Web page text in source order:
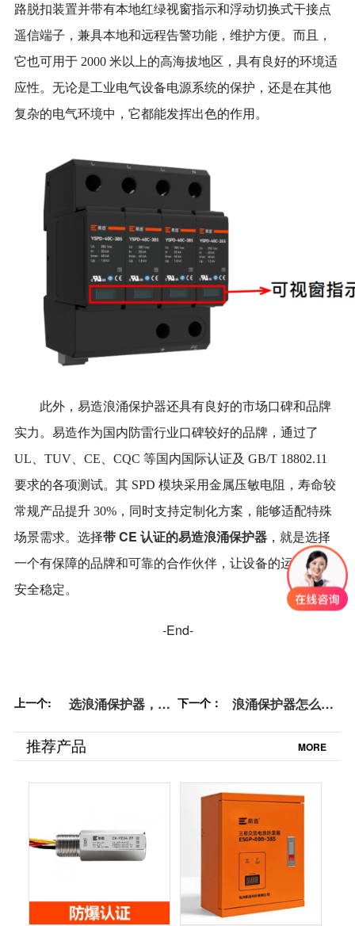
路脱扣装置并带有本地红绿视窗指示和浮动切换式干接点
遥信端子，兼具本地和远程告警功能，维护方便。而且，
它也可用于 2000 米以上的高海拔地区，具有良好的环境适
应性。无论是工业电气设备电源系统的保护，还是在其他
复杂的电气环境中，它都能发挥出色的作用。
此外，易造浪涌保护器还具有良好的市场口碑和品牌
实力。易造作为国内防雷行业口碑较好的品牌，通过了
UL、TUV、CE、CQC 等国内国际认证及 GB/T 18802.11
要求的各项测试。其 SPD 模块采用金属压敏电阻，寿命较
常规产品提升 30%，同时支持定制化方案，能够适配特殊
场景需求。选择带 CE 认证的易造浪涌保护器，就是选择
一个有保障的品牌和可靠的合作伙伴，让设备的运行更加
安全稳定。
-End-
上一个:
选浪涌保护器，UL
易造
下一个：
浪涌保护器怎么
+三大实战策略助您
精准选型-易造
推荐产品 MORE